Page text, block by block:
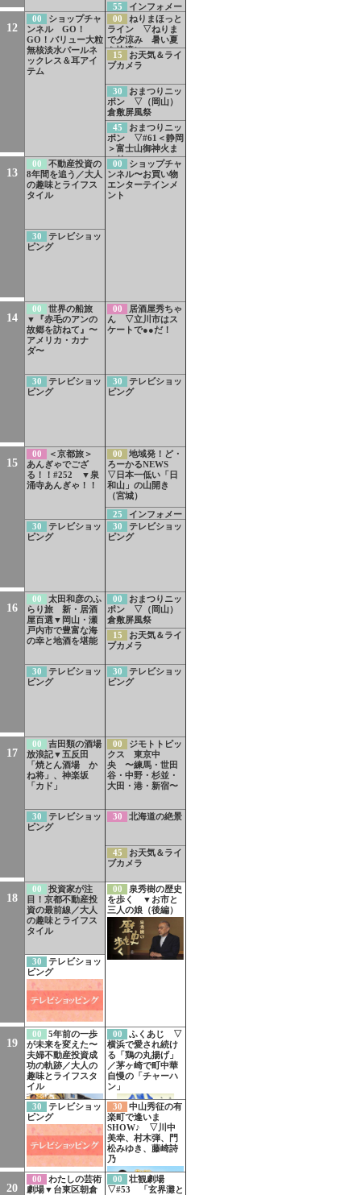
12
13
14
15
16
17
18
19
20
00
ショップチャ
ンネル GO！
GO！バリュー大粒
無核淡水パールネ
ックレス＆耳アイ
テム
00
不動産投資の
8年間を追う／大人
の趣味とライフス
タイル
30
テレビショッ
ピング
00
世界の船旅
▼『赤毛のアンの
故郷を訪ねて』〜
アメリカ・カナ
ダ〜
30
テレビショッ
ピング
00
＜京都旅＞
あんぎゃでござ
る！！#252 ▼泉
涌寺あんぎゃ！！
30
テレビショッ
ピング
00
太田和彦のふ
らり旅 新・居酒
屋百選▼岡山・瀬
戸内市で豊富な海
の幸と地酒を堪能
30
テレビショッ
ピング
00
吉田類の酒場
放浪記▼五反田
「焼とん酒場 か
ね将」、神楽坂
「カド」
30
テレビショッ
ピング
00
投資家が注
目！京都不動産投
資の最前線／大人
の趣味とライフス
タイル
30
テレビショッ
ピング
00
5年前の一歩
が未来を変えた〜
夫婦不動産投資成
功の軌跡／大人の
趣味とライフスタ
イル
30
テレビショッ
ピング
00
わたしの芸術
劇場▼台東区朝倉
55
インフォメー
ション
00
ねりまほっと
ライン ▽ねりま
で夕涼み 暑い夏
を快適に
15
お天気＆ライ
ブカメラ
30
おまつりニッ
ポン ▽（岡山）
倉敷屏風祭
45
おまつりニッ
ポン ▽#61＜静岡
＞富士山御神火ま
つり
00
ショップチャ
ンネル〜お買い物
エンターテインメ
ント
00
居酒屋秀ちゃ
ん ▽立川市はス
ケートで●●だ！
30
テレビショッ
ピング
00
地域発！ど・
ろーかるNEWS
▽日本一低い「日
和山」の山開き
（宮城）
25
インフォメー
ション
30
テレビショッ
ピング
00
おまつりニッ
ポン ▽（岡山）
倉敷屏風祭
15
お天気＆ライ
ブカメラ
30
テレビショッ
ピング
00
ジモトトピッ
クス 東京中
央 〜練馬・世田
谷・中野・杉並・
大田・港・新宿〜
30 北海道の絶景
45
お天気＆ライ
ブカメラ
00
泉秀樹の歴史
を歩く ▼お市と
三人の娘（後編）
00
ふくあじ ▽
横浜で愛され続け
る「鶏の丸揚げ」
／茅ヶ崎で町中華
自慢の「チャーハ
ン」
30
中山秀征の有
楽町で逢いま
SHOW♪ ▽川中
美幸、村木弾、門
松みゆき、藤崎詩
乃
00
壮観劇場
▽#53 「玄界灘と